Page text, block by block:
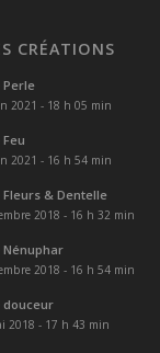
CRÉATIONS
Perle
2021 - 18 h 05 min
2021 - 16 h 54 min
Fleurs & Dentelle
2018 - 16 h 32 min
Nénuphar
2018 - 16 h 54 min
douceur
2018 - 17 h 43 min